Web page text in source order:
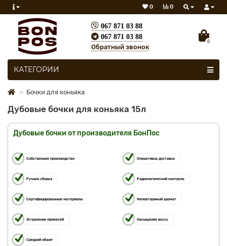
0
0
067 871 03 88
067 871 03 88
Обратный звонок
0
Все категории
КАТЕГОРИИ
Бочки для коньяка
Дубовые бочки для коньяка 15л
Дубовые бочки от производителя БонПос
Собственное производство Оперативна доставка
Ручная сборка Радиологический контроль
Сертифицированные материалы Неповторимый аромат
Устранение примесей Насыщение вкусу
Средний обжиг